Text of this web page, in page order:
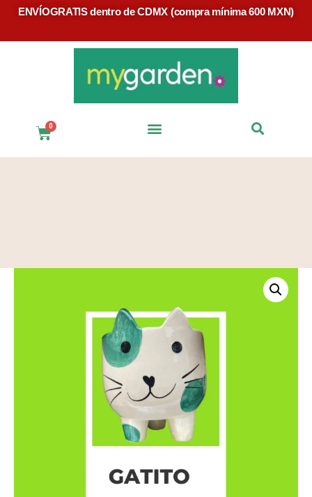
ENVÍOGRATIS dentro de CDMX (compra mínima 600 MXN)
$